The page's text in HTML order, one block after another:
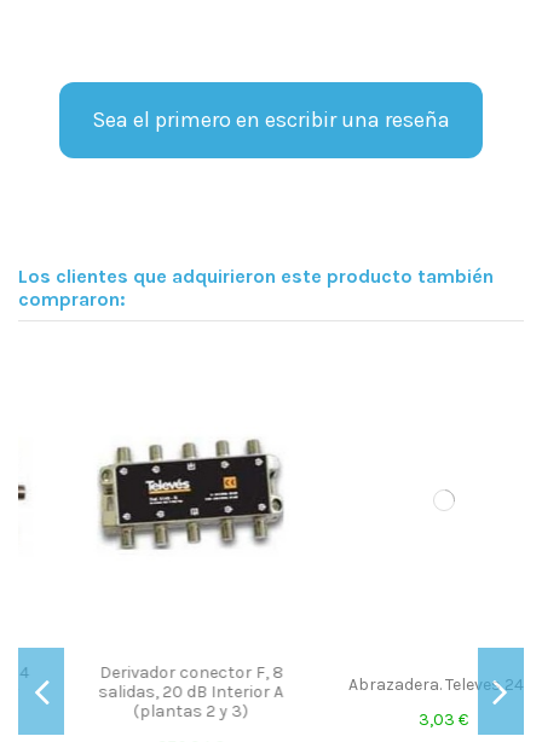
Sea el primero en escribir una reseña
Los clientes que adquirieron este producto también
compraron:
8
Abrazadera. Televes 2413
3,03 €
DISTRIBUIDOR OPTICO 2